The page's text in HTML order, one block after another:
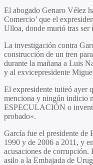
El abogado Genaro Vélez
Comercio’ que el
Ulloa, donde murió tras ser
La investigación contra
construcción de un tren
durante la mañana a Luis
y al exvicepresidente
El expresidente tuiteó ayer
menciona y ningún indicio
ESPECULACIÓN o
probado».
García fue el presidente de
1990 y de 2006 a 2011, y
acusaciones de
asilo a la Embajada de